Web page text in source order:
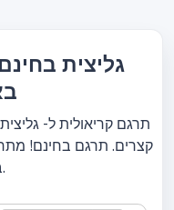
תרגם קריאולית ל-
קצרים. תרגם בחינם!
באופן מיידי.